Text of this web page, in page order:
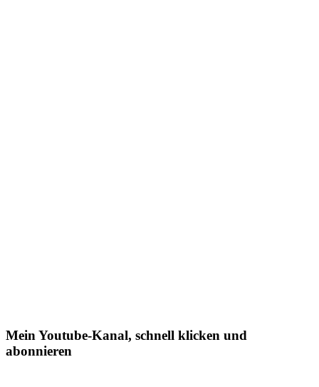
Mein Youtube-Kanal, schnell klicken und
abonnieren